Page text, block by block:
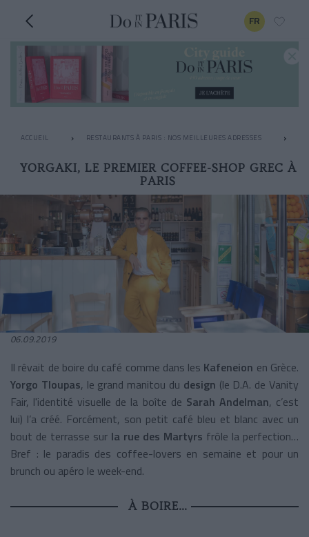
FR
ACCUEIL RESTAURANTS À PARIS : NOS MEILLEURES ADRESSES
YORGAKI, LE PREMIER COFFEE-SHOP GREC À
PARIS
06.09.2019
Il rêvait de boire du café comme dans les Kafeneion en Grèce.
Yorgo Tloupas, le grand manitou du design (le D.A. de Vanity
Fair, l'identité visuelle de la boîte de Sarah Andelman, c’est
lui) l’a créé. Forcément, son petit café bleu et blanc avec un
bout de terrasse sur la rue des Martyrs frôle la perfection…
Bref : le paradis des coffee-lovers en semaine et pour un
brunch ou apéro le week-end.
À BOIRE…